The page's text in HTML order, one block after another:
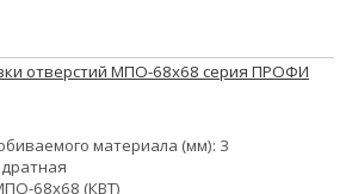
отверстий МПО-68х68 серия ПРОФИ
материала (мм): 3
68х68 (КВТ)